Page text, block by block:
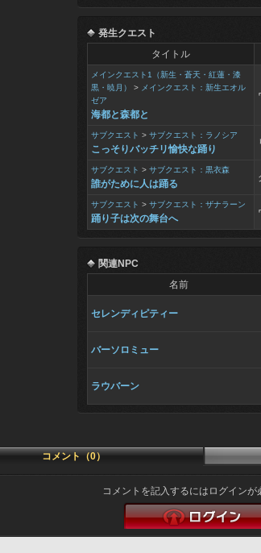
発生クエスト
タイトル
メインクエスト1（新生・蒼天・紅蓮・漆
黒・暁月）
> メインクエスト：新生エオル
ゼア
海都と森都と
サブクエスト > サブクエスト：ラノシア
こっそりバッチリ愉快な踊り
サブクエスト > サブクエスト：黒衣森
誰がために人は踊る
サブクエスト > サブクエスト：ザナラーン
踊り子は次の舞台へ
関連NPC
名前
セレンディピティー
バーソロミュー
ラウバーン
コメント（0）
コメントを記入するにはログインが